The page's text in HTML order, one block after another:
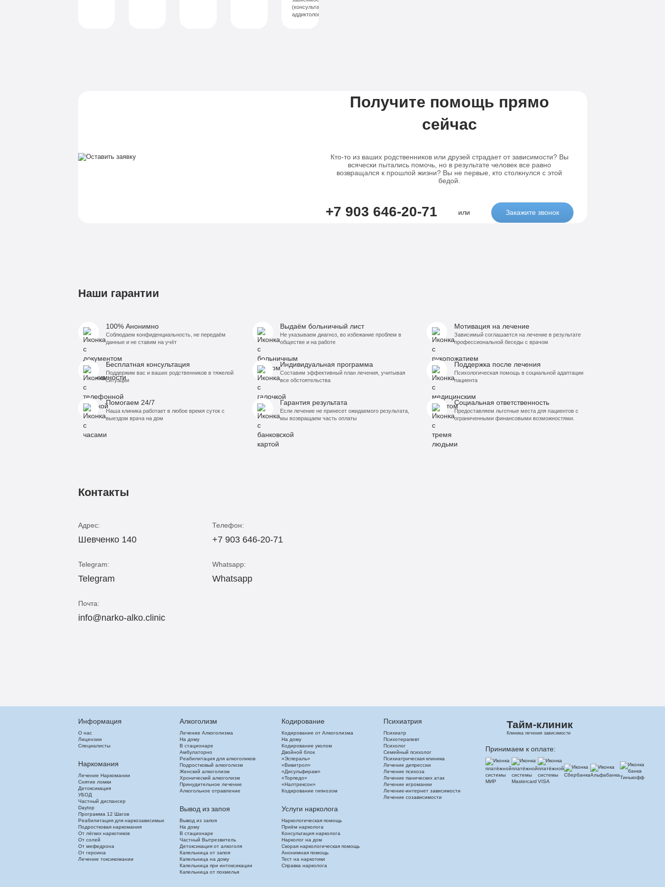
(консультант-
аддиктолог)
Получите помощь прямо
сейчас
Кто-то из ваших родственников или друзей страдает от зависимости? Вы
всячески пытались помочь, но в результате человек все равно
возвращался к прошлой жизни? Вы не первые, кто столкнулся с этой
бедой.
+7 903 646-20-71 или Закажите звонок
Наши гарантии
100% Анонимно
Соблюдаем конфиденциальность, не передаём
данные и не ставим на учёт
Выдаём больничный лист
Не указываем диагноз, во избежание проблем в
обществе и на работе
Мотивация на лечение
Зависимый соглашается на лечение в результате
профессиональной беседы с врачом
Бесплатная консультация
Поддержим вас и ваших родственников в тяжелой
ситуации
Индивидуальная программа
Составим эффективный план лечения, учитывая
все обстоятельства
Поддержка после лечения
Психологическая помощь в социальной адаптации
пациента
Помогаем 24/7
Наша клиника работает в любое время суток с
выездом врача на дом
Гарантия результата
Если лечение не принесет ожидаемого результата,
мы возвращаем часть оплаты
Социальная ответственность
Предоставляем льготные места для пациентов с
ограниченными финансовыми возможностями.
Контакты
Адрес:
Шевченко 140
Телефон:
+7 903 646-20-71
Telegram:
Telegram
Whatsapp:
Whatsapp
Почта:
info@narko-alko.clinic
Информация
О нас
Лицензии
Специалисты
Наркомания
Лечение Наркомании
Снятие ломки
Детоксикация
УБОД
Частный диспансер
Daytop
Программа 12 Шагов
Реабилитация для наркозависимых
Подростковая наркомания
От лёгких наркотиков
От солей
От мефедрона
От героина
Лечение токсикомании
Алкоголизм
Лечение Алкоголизма
На дому
В стационаре
Амбулаторно
Реабилитация для алкоголиков
Подростковый алкоголизм
Женский алкоголизм
Хронический алкоголизм
Принудительное лечение
Алкогольное отравление
Вывод из запоя
Вывод из запоя
На дому
В стационаре
Частный Вытрезвитель
Детоксикация от алкоголя
Капельница от запоя
Капельница на дому
Капельница при интоксикации
Капельница от похмелья
Кодирование
Кодирование от Алкоголизма
На дому
Кодирование уколом
Двойной блок
«Эспераль»
«Вивитрол»
«Дисульфирам»
«Торпедо»
«Налтрексон»
Кодирование гипнозом
Услуги нарколога
Наркологическая помощь
Приём нарколога
Консультация нарколога
Нарколог на дом
Скорая наркологическая помощь
Анонимная помощь
Тест на наркотики
Справка нарколога
Психиатрия
Психиатр
Психотерапевт
Психолог
Семейный психолог
Психиатрическая клиника
Лечение депрессии
Лечение психоза
Лечение панических атак
Лечение игромании
Лечение-интернет зависимости
Лечение созависимости
Тайм-клиник
Клиника лечения зависимости
Принимаем к оплате: